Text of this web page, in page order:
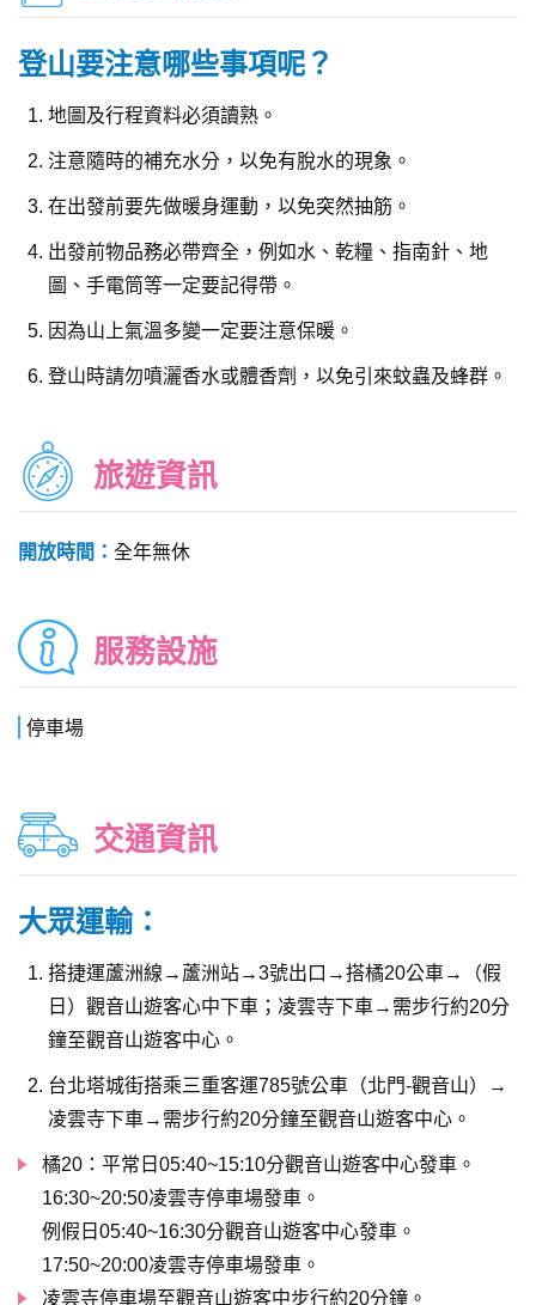
登山要注意哪些事項呢？
地圖及行程資料必須讀熟。
注意隨時的補充水分，以免有脫水的現象。
在出發前要先做暖身運動，以免突然抽筋。
出發前物品務必帶齊全，例如水、乾糧、指南針、地
圖、手電筒等一定要記得帶。
因為山上氣溫多變一定要注意保暖。
登山時請勿噴灑香水或體香劑，以免引來蚊蟲及蜂群。
旅遊資訊
開放時間： 全年無休
服務設施
停車場
交通資訊
大眾運輸：
搭捷運蘆洲線→蘆洲站→3號出口→搭橘20公車→（假
日）觀音山遊客心中下車；凌雲寺下車→需步行約20分
鐘至觀音山遊客中心。
台北塔城街搭乘三重客運785號公車（北門-觀音山）→
凌雲寺下車→需步行約20分鐘至觀音山遊客中心。
橘20：平常日05:40~15:10分觀音山遊客中心發車。
16:30~20:50凌雲寺停車場發車。
例假日05:40~16:30分觀音山遊客中心發車。
17:50~20:00凌雲寺停車場發車。
凌雲寺停車場至觀音山遊客中步行約20分鐘。